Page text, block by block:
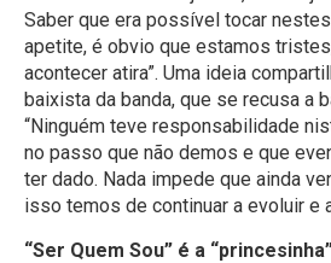
Saber que era possível tocar
apetite, é obvio que estamos
acontecer atira”. Uma ideia
baixista da banda, que se recusa a
“Ninguém teve responsabilidade
no passo que não demos e que
ter dado. Nada impede que ainda
isso temos de continuar a evoluir e
“Ser Quem Sou” é a